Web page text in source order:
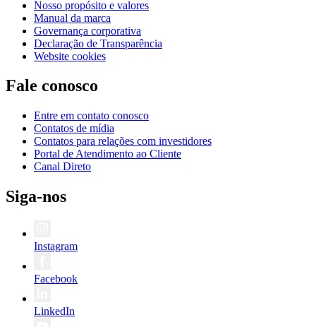
Nosso propósito e valores
Manual da marca
Governança corporativa
Declaração de Transparência
Website cookies
Fale conosco
Entre em contato conosco
Contatos de mídia
Contatos para relações com investidores
Portal de Atendimento ao Cliente
Canal Direto
Siga-nos
Instagram
Facebook
LinkedIn